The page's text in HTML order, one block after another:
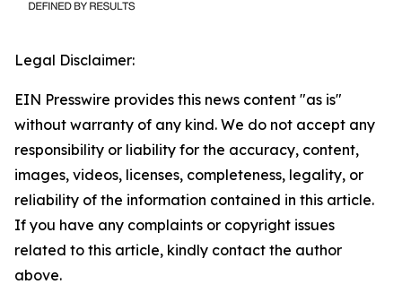
Legal Disclaimer:
EIN Presswire provides this news content "as is"
without warranty of any kind. We do not accept any
responsibility or liability for the accuracy, content,
images, videos, licenses, completeness, legality, or
reliability of the information contained in this article.
If you have any complaints or copyright issues
related to this article, kindly contact the author
above.